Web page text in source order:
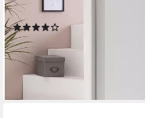
Schuhablage Modern
(23)
159,95 €
lieferbar - in 2-3 Werktagen